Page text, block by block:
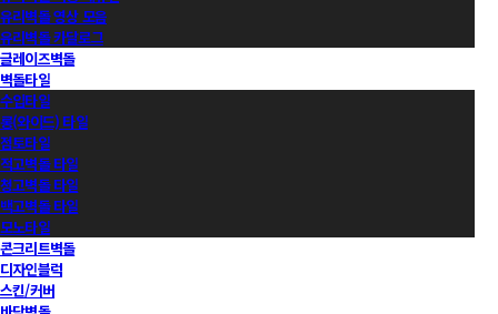
유리벽돌 영상 모음
유리벽돌 카달로그
글레이즈벽돌
벽돌타일
수입타일
롱(와이드) 타일
점토타일
적고벽돌 타일
청고벽돌 타일
백고벽돌 타일
모노타일
콘크리트벽돌
디자인블럭
스킨/커버